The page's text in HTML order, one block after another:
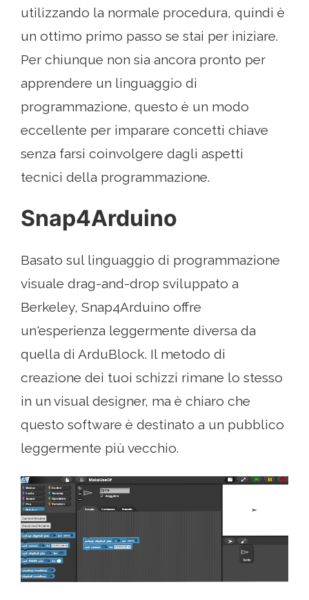
utilizzando la normale procedura, quindi è
un ottimo primo passo se stai per iniziare.
Per chiunque non sia ancora pronto per
apprendere un linguaggio di
programmazione, questo è un modo
eccellente per imparare concetti chiave
senza farsi coinvolgere dagli aspetti
tecnici della programmazione.
Snap4Arduino
Basato sul linguaggio di programmazione
visuale drag-and-drop sviluppato a
Berkeley, Snap4Arduino offre
un'esperienza leggermente diversa da
quella di ArduBlock. Il metodo di
creazione dei tuoi schizzi rimane lo stesso
in un visual designer, ma è chiaro che
questo software è destinato a un pubblico
leggermente più vecchio.